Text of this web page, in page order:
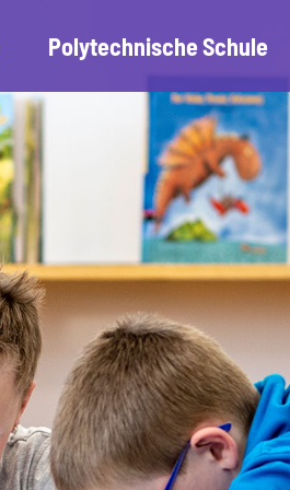
Polytechnische Schule